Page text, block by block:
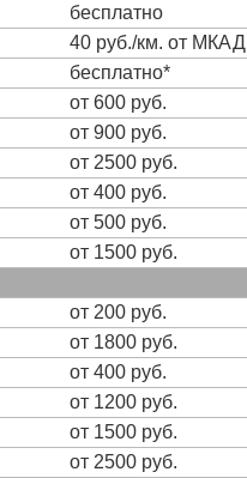
бесплатно
40 руб./км. от МКАД
бесплатно*
от 600 руб.
от 900 руб.
от 2500 руб.
от 400 руб.
от 500 руб.
от 1500 руб.
от 200 руб.
от 1800 руб.
от 400 руб.
от 1200 руб.
от 1500 руб.
от 2500 руб.